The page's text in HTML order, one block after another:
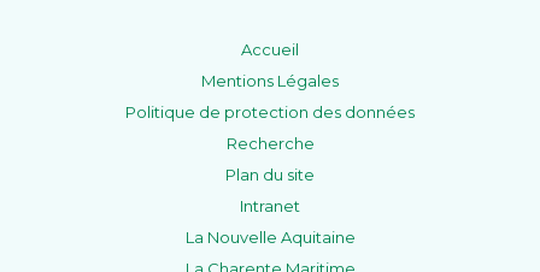
Accueil
Mentions Légales
Politique de protection des données
Recherche
Plan du site
Intranet
La Nouvelle Aquitaine